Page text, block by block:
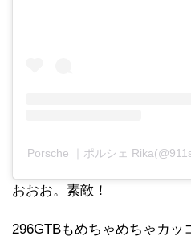
Porsche ｜ポルシェ
おおお。素敵！
296GTBもめちゃめちゃカッ